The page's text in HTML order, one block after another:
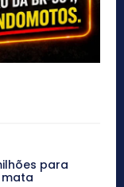
para